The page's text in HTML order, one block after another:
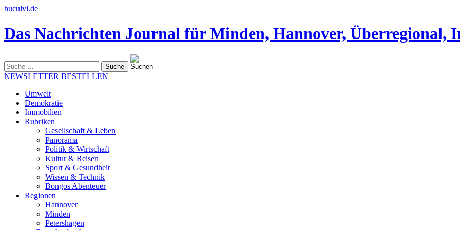
huculvi.de
Das Nachrichten Journal für Minden, Hannover, Überregional,
nach:
NEWSLETTER BESTELLEN
Umwelt
Demokratie
Immobilien
Rubriken
Gesellschaft & Leben
Panorama
Politik & Wirtschaft
Kultur & Reisen
Sport & Gesundheit
Wissen & Technik
Bongos Abenteuer
Regionen
Hannover
Minden
Petershagen